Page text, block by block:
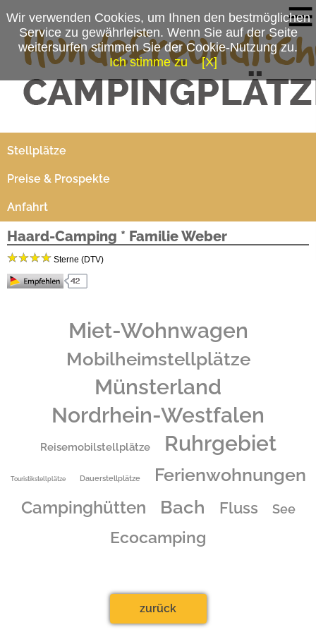
Campingplatzmenü
Stellplätze
Preise & Prospekte
Anfahrt
Haard-Camping * Familie Weber
Sterne (DTV)
Miet-Wohnwagen
Mobilheimstellplätze
Münsterland
Nordrhein-Westfalen
Reisemobilstellplätze Ruhrgebiet
Touristikstellplätze Dauerstellplätze Ferienwohnungen
Campinghütten Bach Fluss See
Ecocamping
zurück
Wir verwenden Cookies, um Ihnen den bestmöglichen
Service zu gewährleisten. Wenn Sie auf der Seite
weitersurfen stimmen Sie der Cookie-Nutzung zu.
Ich stimme zu
[X]